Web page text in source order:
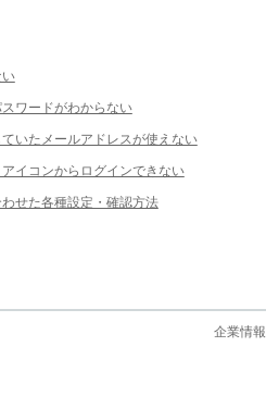
ワードがわからない
いたメールアドレスが使えない
イコンからログインできない
せた各種設定・確認方法
企業情報